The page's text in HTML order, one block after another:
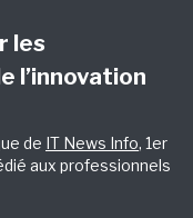
les
l’innovation
de IT News Info, 1er
aux professionnels